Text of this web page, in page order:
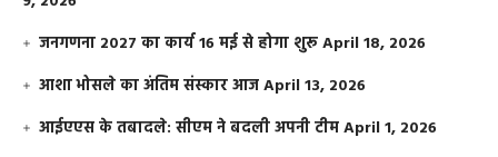
जनगणना 2027 का कार्य 16 मई से होगा शुरूApril 18, 2026
आशा भोसले का अंतिम संस्कार आजApril 13, 2026
आईएएस के तबादले: सीएम ने बदली अपनी टीमApril 1, 2026